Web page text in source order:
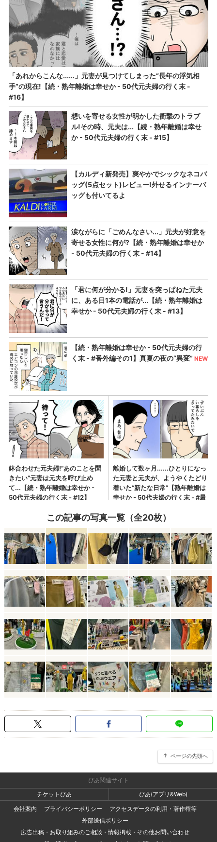
この記事の写真一覧（全20枚）
ページの先頭へ
ぴあ関連サイト
チケットぴあ
ぴあ(アプリ&Web)
会社案内
プライバシーポリシー
アクセスデータの利用・著作権等
外部送信ポリシー
広告出稿・お取り組みのご相談・情報掲載・その他お問い合わせ